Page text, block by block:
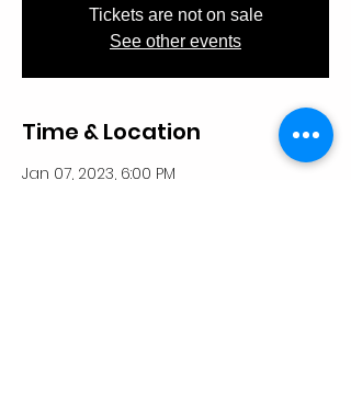
Tickets are not on sale
See other events
Time & Location
Jan 07, 2023, 6:00 PM